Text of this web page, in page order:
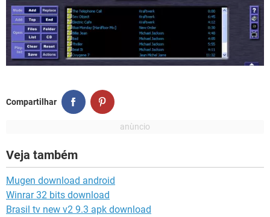
Compartilhar
Veja também
Mugen download android
Winrar 32 bits download
Brasil tv new v2 9.3 apk download